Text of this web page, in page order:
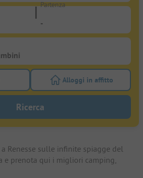
Partenza
-
il filtro piazzole per cercare piazzole
Attivare il filtro
Alloggi in affitto
Ricerca
Renesse sulle infinite spiagge del
e prenota qui i migliori camping,